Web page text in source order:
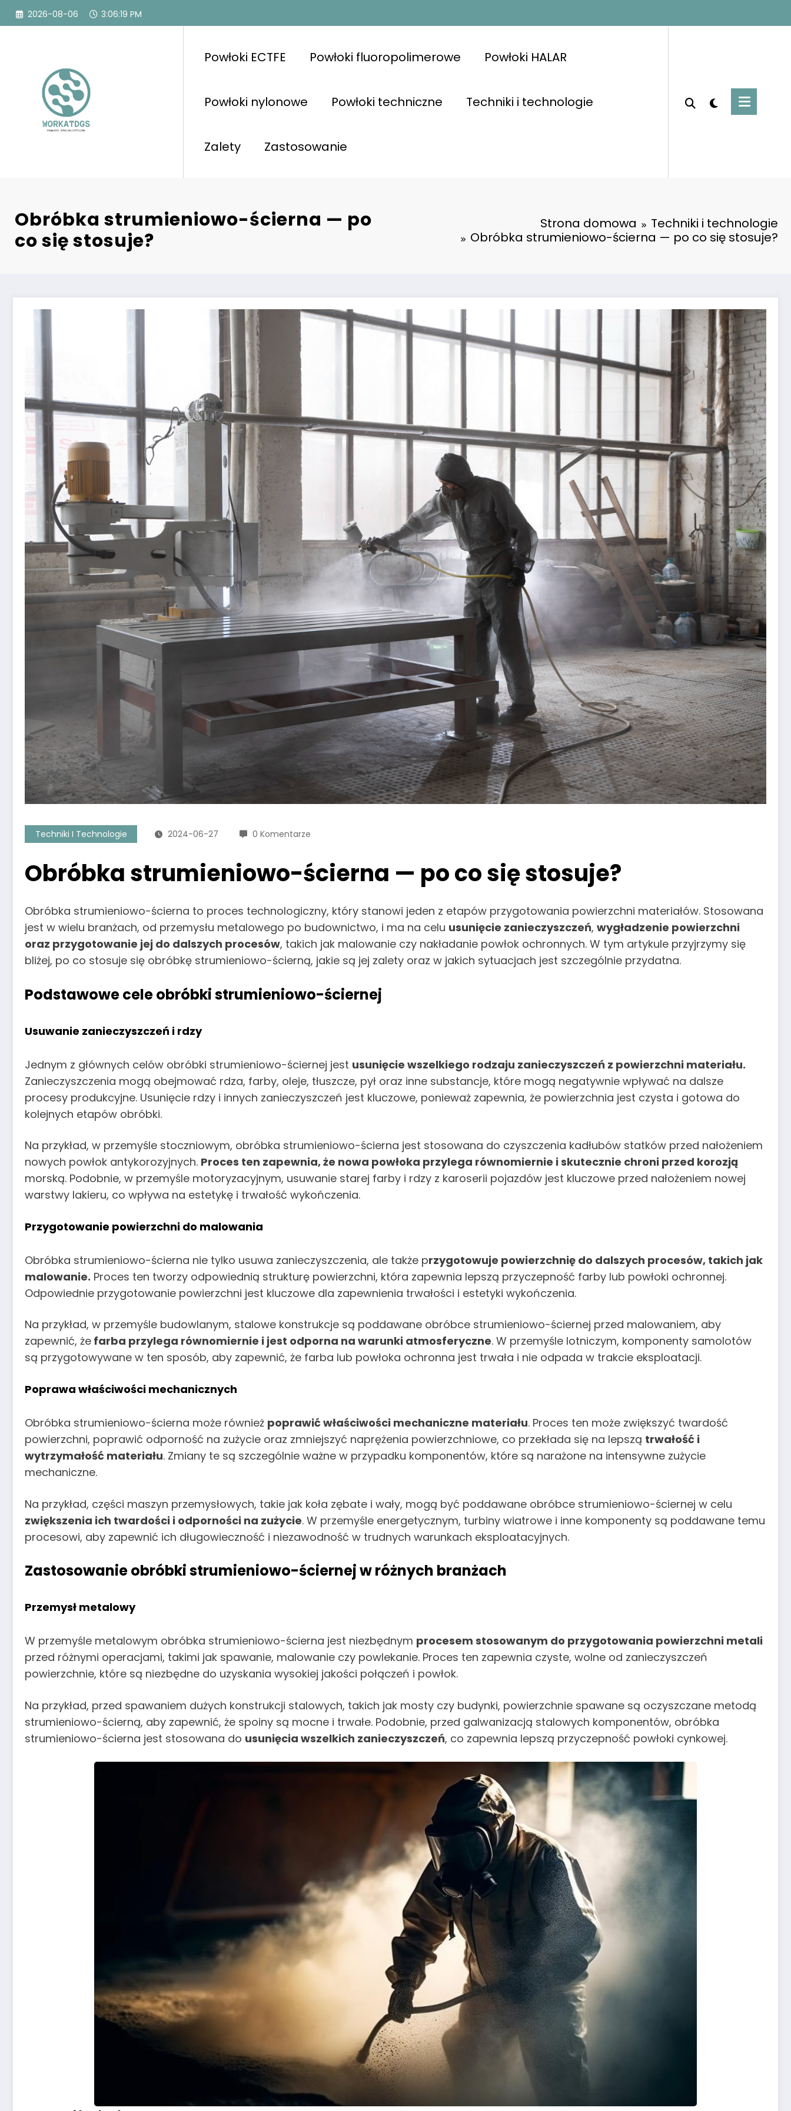
Przejdź
2026-08-06 3:06:20 PM
Powłoki ECTFE Powłoki fluoropolimerowe Powłoki HALAR
Powłoki nylonowe Powłoki techniczne Techniki i technologie
Zalety Zastosowanie
Obróbka strumieniowo-ścierna — po
co się stosuje?
Strona domowa
Techniki i technologie
Obróbka strumieniowo-ścierna — po co się stosuje?
Techniki I Technologie 2024-06-27 0 Komentarze
Obróbka strumieniowo-ścierna — po co się stosuje?
Obróbka strumieniowo-ścierna to proces technologiczny, który stanowi jeden z etapów przygotowania powierzchni materiałów. Stosowana
jest w wielu branżach, od przemysłu metalowego po budownictwo, i ma na celu usunięcie zanieczyszczeń, wygładzenie powierzchni
oraz przygotowanie jej do dalszych procesów, takich jak malowanie czy nakładanie powłok ochronnych. W tym artykule przyjrzymy się
bliżej, po co stosuje się obróbkę strumieniowo-ścierną, jakie są jej zalety oraz w jakich sytuacjach jest szczególnie przydatna.
Podstawowe cele obróbki strumieniowo-ściernej
Usuwanie zanieczyszczeń i rdzy
Jednym z głównych celów obróbki strumieniowo-ściernej jest usunięcie wszelkiego rodzaju zanieczyszczeń z powierzchni materiału.
Zanieczyszczenia mogą obejmować rdza, farby, oleje, tłuszcze, pył oraz inne substancje, które mogą negatywnie wpływać na dalsze
procesy produkcyjne. Usunięcie rdzy i innych zanieczyszczeń jest kluczowe, ponieważ zapewnia, że powierzchnia jest czysta i gotowa do
kolejnych etapów obróbki.
Na przykład, w przemyśle stoczniowym, obróbka strumieniowo-ścierna jest stosowana do czyszczenia kadłubów statków przed nałożeniem
nowych powłok antykorozyjnych. Proces ten zapewnia, że nowa powłoka przylega równomiernie i skutecznie chroni przed korozją
morską. Podobnie, w przemyśle motoryzacyjnym, usuwanie starej farby i rdzy z karoserii pojazdów jest kluczowe przed nałożeniem nowej
warstwy lakieru, co wpływa na estetykę i trwałość wykończenia.
Przygotowanie powierzchni do malowania
Obróbka strumieniowo-ścierna nie tylko usuwa zanieczyszczenia, ale także przygotowuje powierzchnię do dalszych procesów, takich jak
malowanie. Proces ten tworzy odpowiednią strukturę powierzchni, która zapewnia lepszą przyczepność farby lub powłoki ochronnej.
Odpowiednie przygotowanie powierzchni jest kluczowe dla zapewnienia trwałości i estetyki wykończenia.
Na przykład, w przemyśle budowlanym, stalowe konstrukcje są poddawane obróbce strumieniowo-ściernej przed malowaniem, aby
zapewnić, że farba przylega równomiernie i jest odporna na warunki atmosferyczne. W przemyśle lotniczym, komponenty samolotów
są przygotowywane w ten sposób, aby zapewnić, że farba lub powłoka ochronna jest trwała i nie odpada w trakcie eksploatacji.
Poprawa właściwości mechanicznych
Obróbka strumieniowo-ścierna może również poprawić właściwości mechaniczne materiału. Proces ten może zwiększyć twardość
powierzchni, poprawić odporność na zużycie oraz zmniejszyć naprężenia powierzchniowe, co przekłada się na lepszą trwałość i
wytrzymałość materiału. Zmiany te są szczególnie ważne w przypadku komponentów, które są narażone na intensywne zużycie
mechaniczne.
Na przykład, części maszyn przemysłowych, takie jak koła zębate i wały, mogą być poddawane obróbce strumieniowo-ściernej w celu
zwiększenia ich twardości i odporności na zużycie. W przemyśle energetycznym, turbiny wiatrowe i inne komponenty są poddawane temu
procesowi, aby zapewnić ich długowieczność i niezawodność w trudnych warunkach eksploatacyjnych.
Zastosowanie obróbki strumieniowo-ściernej w różnych branżach
Przemysł metalowy
W przemyśle metalowym obróbka strumieniowo-ścierna jest niezbędnym procesem stosowanym do przygotowania powierzchni metali
przed różnymi operacjami, takimi jak spawanie, malowanie czy powlekanie. Proces ten zapewnia czyste, wolne od zanieczyszczeń
powierzchnie, które są niezbędne do uzyskania wysokiej jakości połączeń i powłok.
Na przykład, przed spawaniem dużych konstrukcji stalowych, takich jak mosty czy budynki, powierzchnie spawane są oczyszczane metodą
strumieniowo-ścierną, aby zapewnić, że spoiny są mocne i trwałe. Podobnie, przed galwanizacją stalowych komponentów, obróbka
strumieniowo-ścierna jest stosowana do usunięcia wszelkich zanieczyszczeń, co zapewnia lepszą przyczepność powłoki cynkowej.